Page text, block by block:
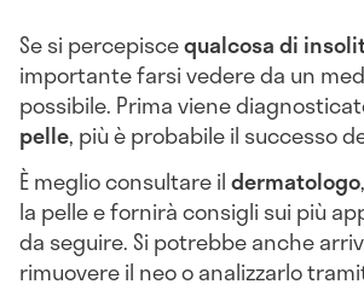
Se si percepiscequalcosa di
importante farsi vedere da un
possibile. Prima viene
pelle, più è probabile il successo
È meglio consultare ildermatologo
la pelle e fornirà consigli sui più
da seguire. Si potrebbe anche
rimuovere il neo o analizzarlo